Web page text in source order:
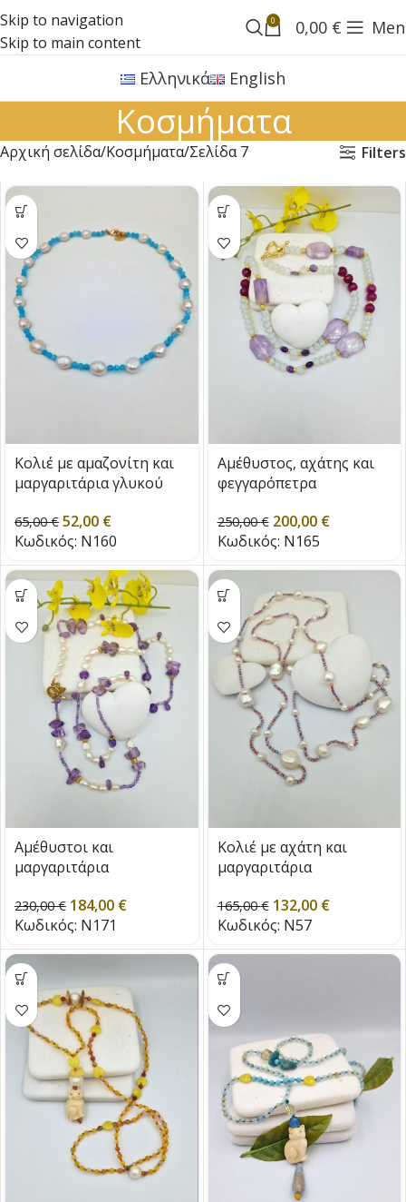
Skip to navigation
Skip to main content
0 0,00 €
Ελληνικά English
Κοσμήματα
Αρχική σελίδα Κοσμήματα Σελίδα 7 Filters
Κολιέ με αμαζονίτη και
μαργαριτάρια γλυκού
65,00€ 52,00 €
Κωδικός: N160
Αμέθυστος, αχάτης και
φεγγαρόπετρα
250,00€ 200,00 €
Κωδικός: N165
Αμέθυστοι και
μαργαριτάρια
230,00€ 184,00 €
Κωδικός: N171
Κολιέ με αχάτη και
μαργαριτάρια
165,00€ 132,00 €
Κωδικός: N57